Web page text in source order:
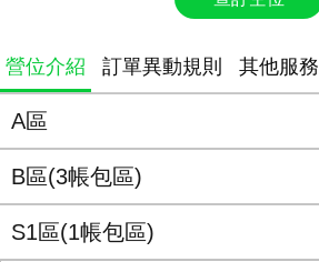
營位介紹 訂單異動規則 其他服務
A區
B區(3帳包區)
S1區(1帳包區)